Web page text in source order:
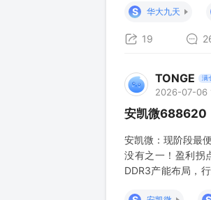
S
华大九天
19
TONGE 满
2026-07-06
安凯微688620
安凯微：现阶段最
没有之一！盈利拐
DDR3产能布局，